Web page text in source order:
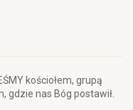
kościołem, grupą
gdzie nas Bóg postawił.